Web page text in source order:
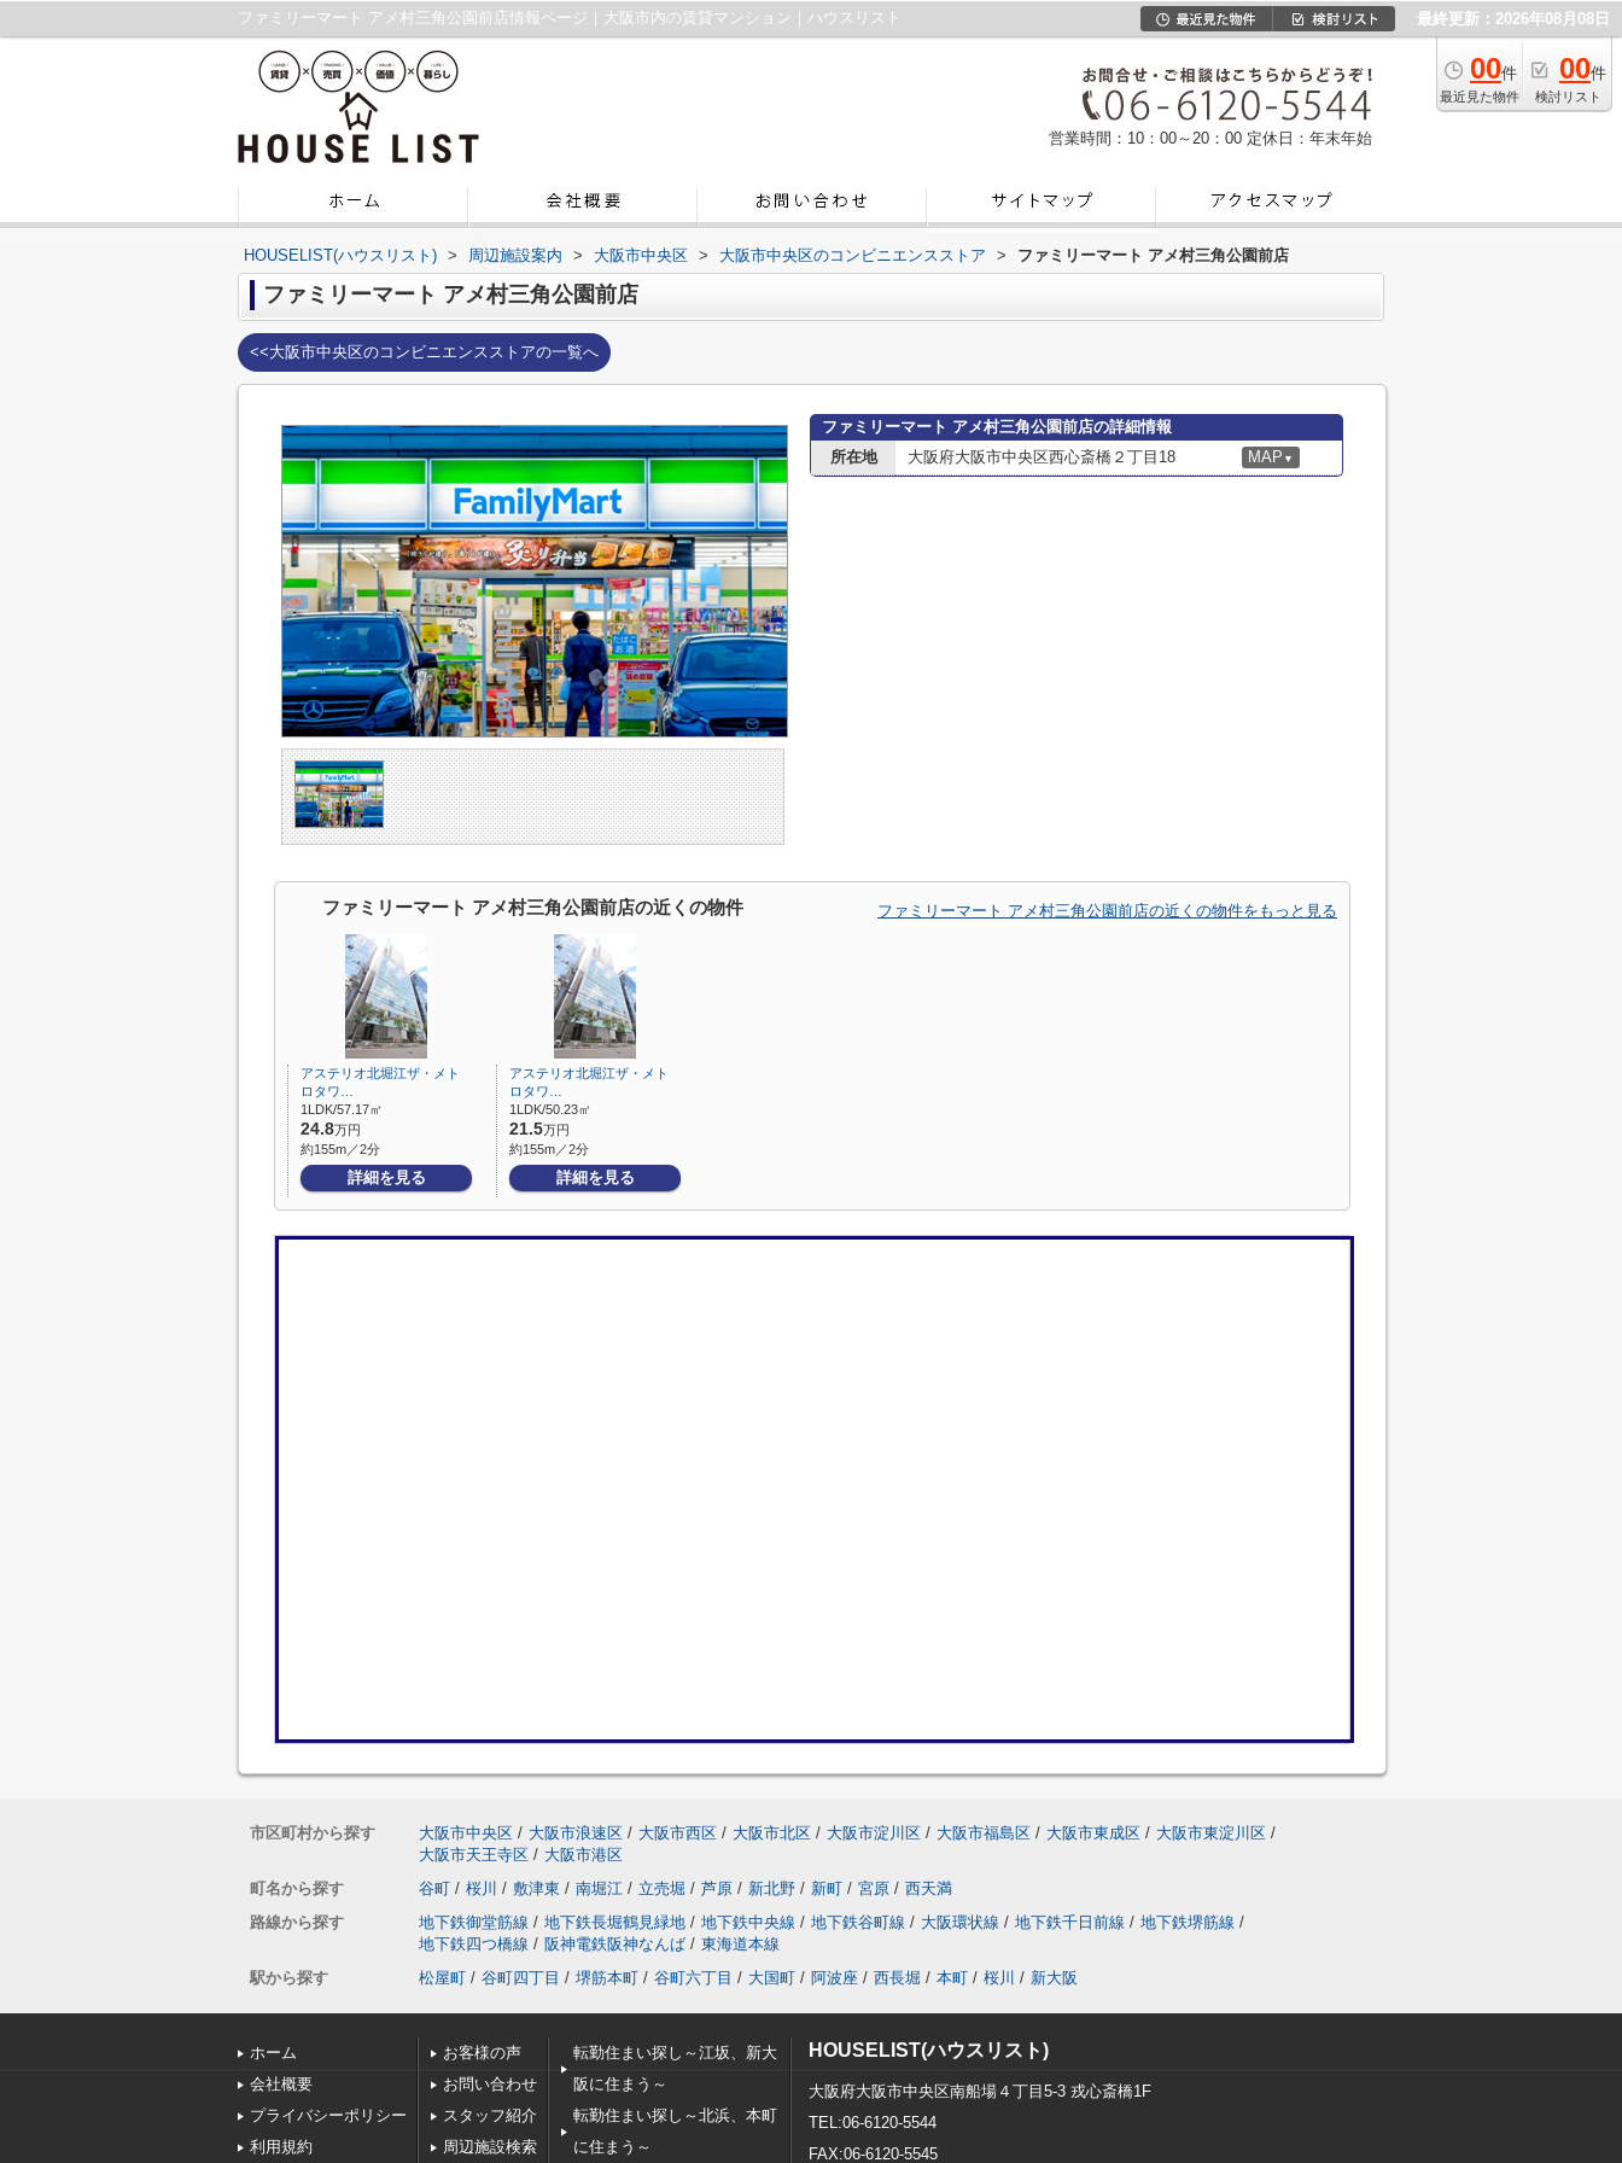
ファミリーマート アメ村三角公園前店情報ページ｜大阪市内の賃貸マンション｜ハウスリスト 最終更新：2026年08月08日
00件
最近見た物件
00件
検討リスト
営業時間：10：00～20：00 定休日：年末年始
HOUSELIST(ハウスリスト) > 周辺施設案内 > 大阪市中央区 > 大阪市中央区のコンビニエンスストア > ファミリーマート アメ村三角公園前店
ファミリーマート アメ村三角公園前店
<<大阪市中央区のコンビニエンスストアの一覧へ
ファミリーマート アメ村三角公園前店の詳細情報
所在地
大阪府大阪市中央区西心斎橋２丁目18 MAP ▼
ファミリーマート アメ村三角公園前店の近くの物件 ファミリーマート アメ村三角公園前店の近くの物件をもっと見る
アステリオ北堀江ザ・メト
ロタワ…
1LDK/57.17㎡
24.8万円
約155m／2分
詳細を見る
アステリオ北堀江ザ・メト
ロタワ…
1LDK/50.23㎡
21.5万円
約155m／2分
詳細を見る
市区町村から探す 大阪市中央区 / 大阪市浪速区 / 大阪市西区 / 大阪市北区 / 大阪市淀川区 / 大阪市福島区 / 大阪市東成区 / 大阪市東淀川区 /
大阪市天王寺区 / 大阪市港区
町名から探す
谷町 / 桜川 / 敷津東 / 南堀江 / 立売堀 / 芦原 / 新北野 / 新町 / 宮原 / 西天満
路線から探す
地下鉄御堂筋線 / 地下鉄長堀鶴見緑地 / 地下鉄中央線 / 地下鉄谷町線 / 大阪環状線 / 地下鉄千日前線 / 地下鉄堺筋線 /
地下鉄四つ橋線 / 阪神電鉄阪神なんば / 東海道本線
駅から探す
松屋町 / 谷町四丁目 / 堺筋本町 / 谷町六丁目 / 大国町 / 阿波座 / 西長堀 / 本町 / 桜川 / 新大阪
ホーム
会社概要
プライバシーポリシー
利用規約
お客様の声
お問い合わせ
スタッフ紹介
周辺施設検索
転勤住まい探し～江坂、新大
阪に住まう～
転勤住まい探し～北浜、本町
に住まう～
HOUSELIST(ハウスリスト)
大阪府大阪市中央区南船場４丁目5-3 戎心斎橋1F
TEL:06-6120-5544
FAX:06-6120-5545